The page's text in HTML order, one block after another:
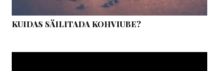
KUIDAS SÄILITADA KOHVIUBE?